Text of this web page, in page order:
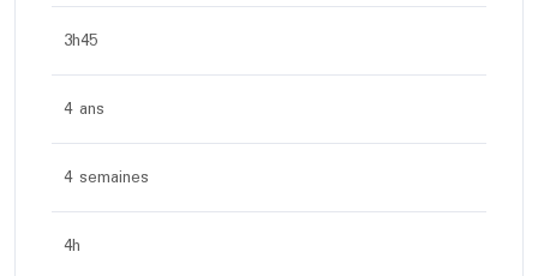
3h45
4 ans
4 semaines
4h